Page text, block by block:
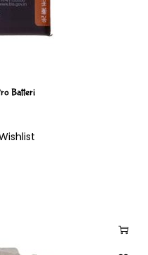
Batteri